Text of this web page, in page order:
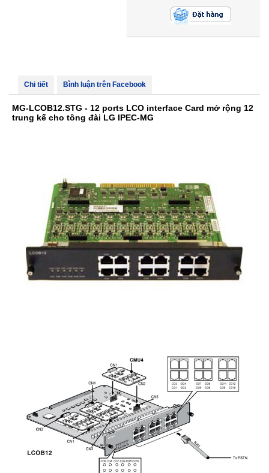
Chi tiết Bình luận trên Facebook
MG-LCOB12.STG - 12 ports LCO interface Card mở rộng 12
trung kế cho tông đài LG IPEC-MG